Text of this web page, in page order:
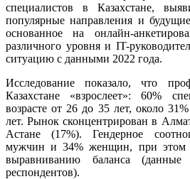
специалистов в Казахстане,
популярные направления и
основанное на онлайн-
различного уровня и IT-
ситуацию с данными 2022 года.
Исследование показало, что
Казахстане «взрослеет»: 60%
возрасте от 26 до 35 лет, около
лет. Рынок сконцентрирован в
Астане (17%). Гендерное
мужчин и 34% женщин, при этом
выравниванию баланса
респондентов).